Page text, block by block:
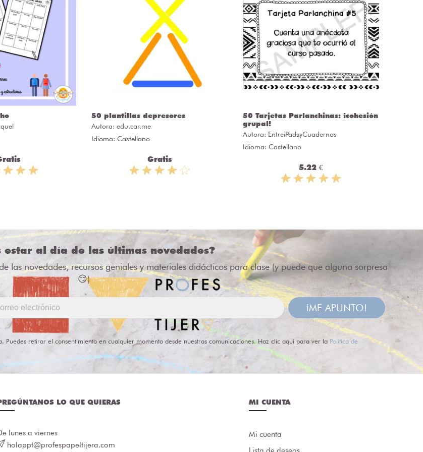
50 plantillas depresores
Autora: edu.car.me
Idioma: Castellano
Gratis
50 Tarjetas Parlanchinas: ¡cohesión
grupal!
Autora: EntreiPadsyCuadernos
Idioma: Castellano
5.22 €
estar al día de las últimas novedades?
las novedades, recursos geniales y materiales didácticos para clase (y puede que alguna sorpresa
😏)
¡ME APUNTO!
retirar el consentimiento en cualquier momento desde nuestras comunicaciones. Haz clic aquí para ver la Política de
LO QUE QUIERAS
lunes a viernes
holappt@profespapeltijera.com
MI CUENTA
Mi cuenta